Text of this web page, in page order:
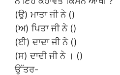
(ਉ) ਮਾਤਾ ਜੀ ਨੇ ()
(ਅ) ਪਿਤਾ ਜੀ ਨੇ ()
(ਈ) ਦਾਦਾ ਜੀ ਨੇ ()
(ਸ) ਦਾਦੀ ਜੀ ਨੇ । ()
ਉੱਤਰ-